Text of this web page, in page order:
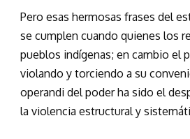
Pero esas hermosas frases del
se cumplen cuando quienes los
pueblos indígenas; en cambio el
violando y torciendo a su
operandi del poder ha sido el
la violencia estructural y